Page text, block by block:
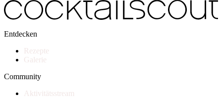
Entdecken
Rezepte
Galerie
Community
Aktivitätsstream